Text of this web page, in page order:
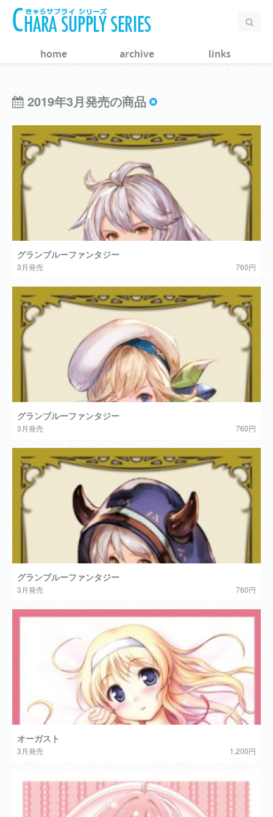
home archive links
2019年3月発売の商品
グランブルーファンタジー
3月発売 760円
グランブルーファンタジー
3月発売 760円
グランブルーファンタジー
3月発売 760円
オーガスト
3月発売 1,200円